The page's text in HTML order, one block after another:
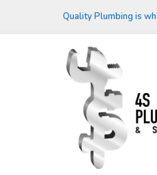
Quality Plumbing is